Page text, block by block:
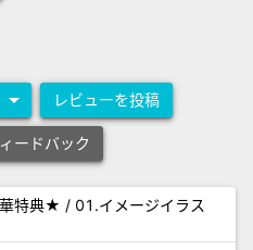
arrow_drop_down レビューを投稿
ードバック
特典★ / 01.イメージイラス